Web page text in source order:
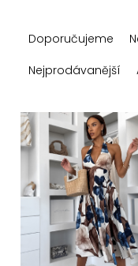
a
n
í
r
o
d
Doporučujeme
Nejprodávanější
V
ý
i
s
p